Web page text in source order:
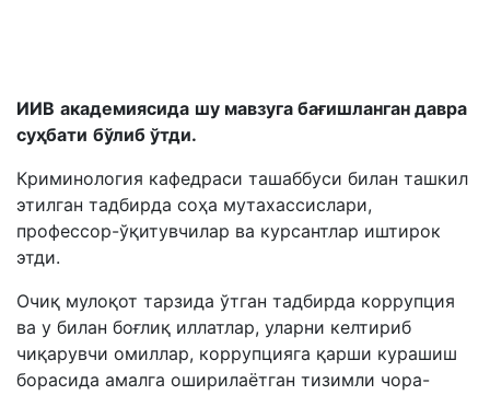
ИИВ академиясида шу мавзуга бағишланган давра
суҳбати бўлиб ўтди.
Криминология кафедраси ташаббуси билан ташкил
этилган тадбирда соҳа мутахассислари,
профессор-ўқитувчилар ва курсантлар иштирок
этди.
Очиқ мулоқот тарзида ўтган тадбирда коррупция
ва у билан боғлиқ иллатлар, уларни келтириб
чиқарувчи омиллар, коррупцияга қарши курашиш
борасида амалга оширилаётган тизимли чора-